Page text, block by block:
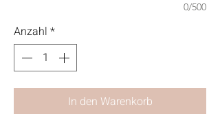
0/500
Anzahl *
In den Warenkorb